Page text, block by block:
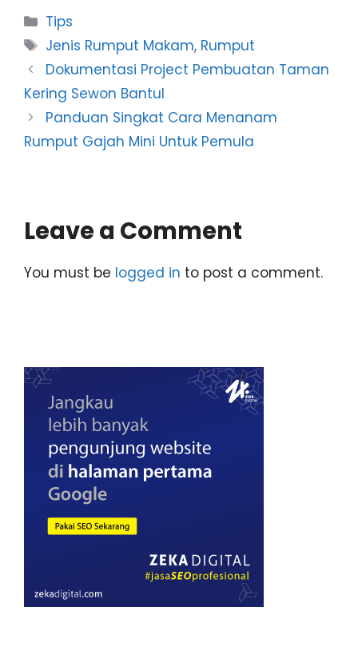
Categories
Tips
Tags
Jenis Rumput Makam, Rumput
Dokumentasi Project Pembuatan Taman
Kering Sewon Bantul
Panduan Singkat Cara Menanam
Rumput Gajah Mini Untuk Pemula
Leave a Comment
You must be logged in to post a comment.